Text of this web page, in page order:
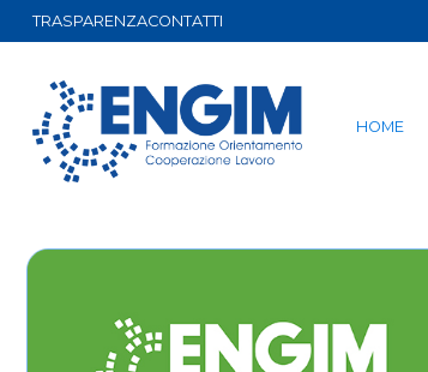
TRASPARENZACONTATTI
HOME